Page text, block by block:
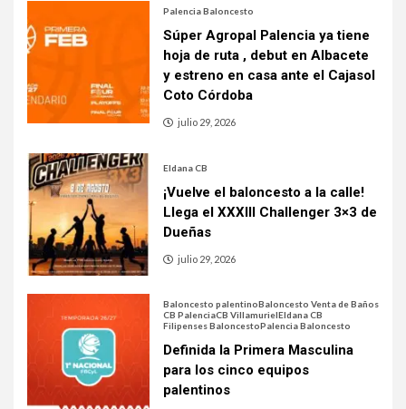
Palencia Baloncesto
Súper Agropal Palencia ya tiene
hoja de ruta , debut en Albacete
y estreno en casa ante el Cajasol
Coto Córdoba
julio 29, 2026
Eldana CB
¡Vuelve el baloncesto a la calle!
Llega el XXXIII Challenger 3×3 de
Dueñas
julio 29, 2026
Baloncesto palentinoBaloncesto Venta de Baños
CB PalenciaCB VillamurielEldana CB
Filipenses BaloncestoPalencia Baloncesto
Definida la Primera Masculina
para los cinco equipos
palentinos